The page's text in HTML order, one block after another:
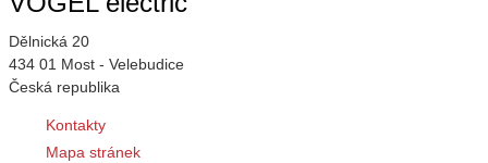
Dělnická 20
434 01 Most - Velebudice
Česká republika
Kontakty
Mapa stránek